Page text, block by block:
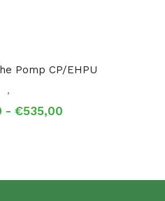
Pomp CP/EHPU
,
- €535,00Prijsklasse: